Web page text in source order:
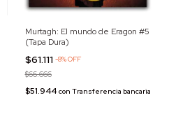
Murtagh: El mundo de Eragon #5
(Tapa Dura)
$61.111 -8%OFF
$66.666
$51.944 con Transferencia bancaria